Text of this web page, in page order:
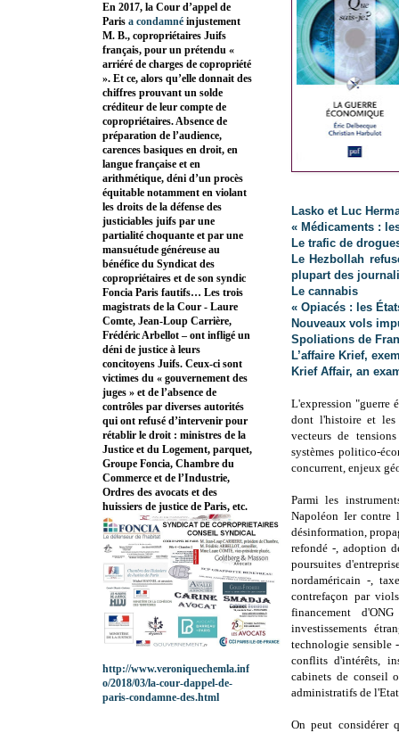
Lasko et Luc
« Médicaments :
Le trafic de
Le Hezbollah
plupart des
Le cannabis
« Opiacés : les
Nouveaux vols
Spoliations de
L’affaire Krief,
Krief Affair, an
L'expression "guerre
dont l'histoire et les
vecteurs de
systèmes politico-
concurrent, enjeux
Parmi les
Napoléon Ier contre
désinformation,
refondé -, adoption
poursuites
nordaméricain -,
contrefaçon par
financement
investissements
technologie sensible
conflits d'intérêts,
cabinets de conseil
administratifs de
On peut considérer
En 2017, la Cour d’appel de
Paris a condamné injustement
M. B., copropriétaires Juifs
français, pour un prétendu «
arriéré de charges de copropriété
». Et ce, alors qu’elle donnait des
chiffres prouvant un solde
créditeur de leur compte de
copropriétaires. Absence de
préparation de l’audience,
carences basiques en droit, en
langue française et en
arithmétique, déni d’un procès
équitable notamment en violant
les droits de la défense des
justiciables juifs par une
partialité choquante et par une
mansuétude généreuse au
bénéfice du Syndicat des
copropriétaires et de son syndic
Foncia Paris fautifs… Les trois
magistrats de la Cour - Laure
Comte, Jean-Loup Carrière,
Frédéric Arbellot – ont infligé un
déni de justice à leurs
concitoyens Juifs. Ceux-ci sont
victimes du « gouvernement des
juges » et de l’absence de
contrôles par diverses autorités
qui ont refusé d’intervenir pour
rétablir le droit : ministres de la
Justice et du Logement, parquet,
Groupe Foncia, Chambre du
Commerce et de l’Industrie,
Ordres des avocats et des
huissiers de justice de Paris, etc.
http://www.veroniquechemla.inf
o/2018/03/la-cour-dappel-de-
paris-condamne-des.html